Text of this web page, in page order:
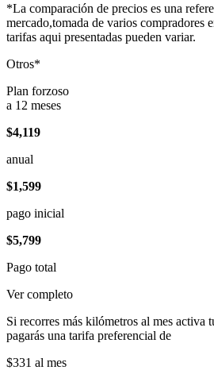
*La comparación de precios es una
mercado,tomada de varios compradores
tarifas aqui presentadas pueden variar.
Otros*
Plan forzoso
a 12 meses
$4,119
anual
$1,599
pago inicial
$5,799
Pago total
Ver completo
Si recorres más kilómetros al mes activa
pagarás una tarifa preferencial de
$331 al mes